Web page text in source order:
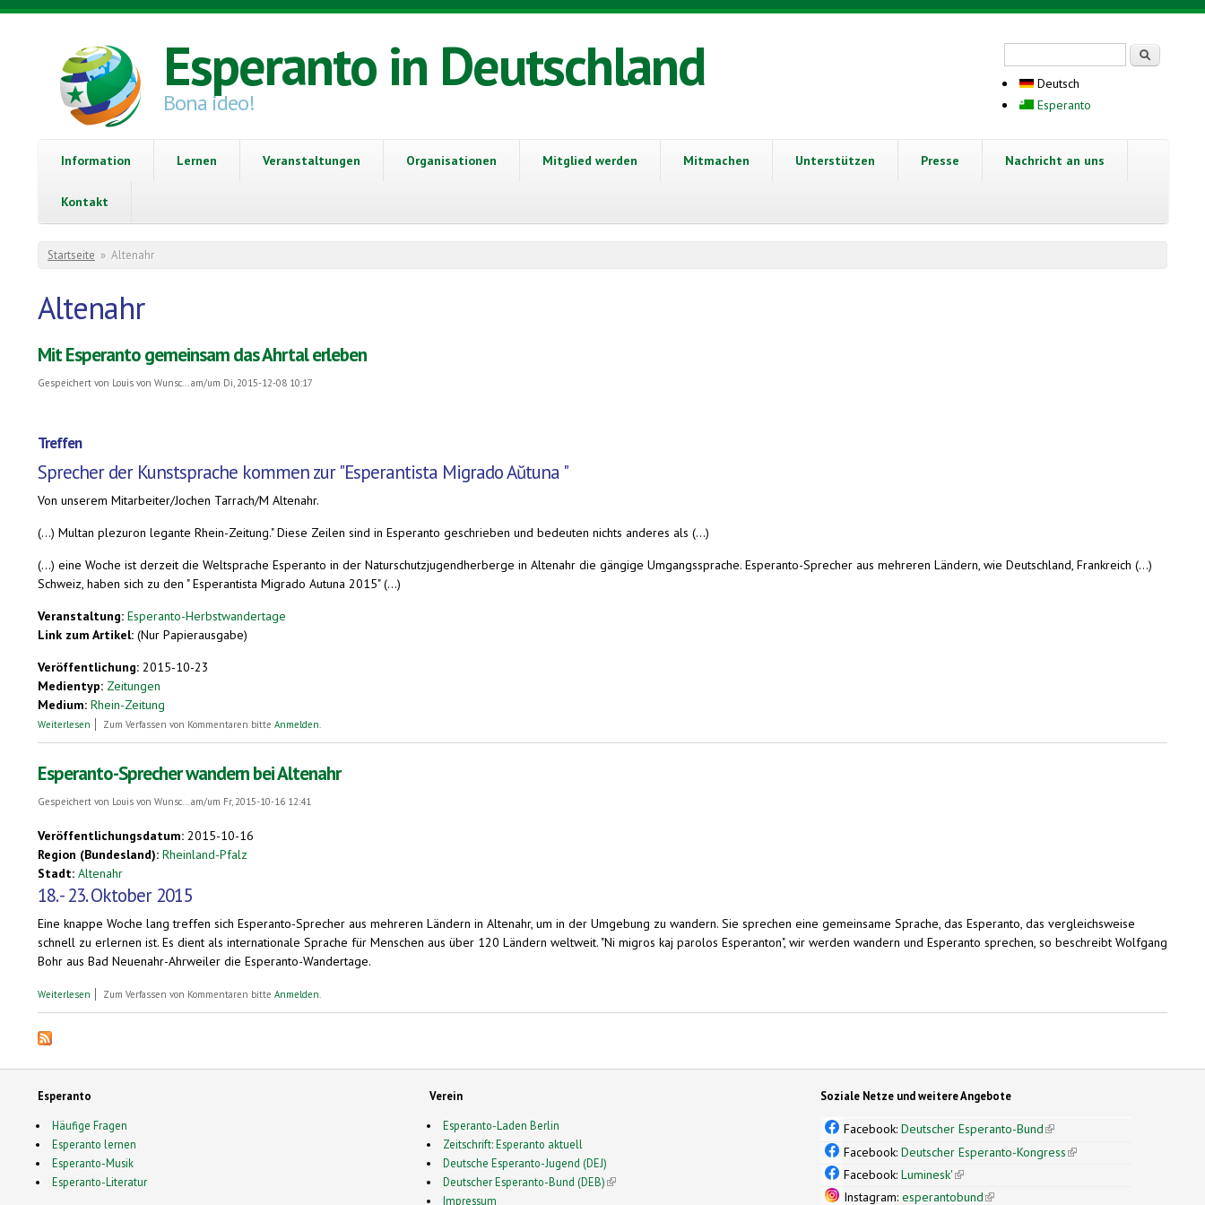
Direkt zum Inhalt
Esperanto in Deutschland
Bona ideo!
Deutsch
Esperanto
Information Lernen Veranstaltungen Organisationen Mitglied werden Mitmachen Unterstützen Presse Nachricht an uns
Kontakt
Sie sind hier
Startseite » Altenahr
Altenahr
Mit Esperanto gemeinsam das Ahrtal erleben
Gespeichert von Louis von Wunsc...am/um Di, 2015-12-08 10:17
Treffen
Sprecher der Kunstsprache kommen zur "Esperantista Migrado Aŭtuna "
Von unserem Mitarbeiter/Jochen Tarrach/M Altenahr.
(...) Multan plezuron legante Rhein-Zeitung." Diese Zeilen sind in Esperanto geschrieben und bedeuten nichts anderes als (...)
(...) eine Woche ist derzeit die Weltsprache Esperanto in der Naturschutzjugendherberge in Altenahr die gängige Umgangssprache. Esperanto-Sprecher aus mehreren Ländern, wie Deutschland, Frankreich (...)
Schweiz, haben sich zu den " Esperantista Migrado Autuna 2015" (...)
Veranstaltung: Esperanto-Herbstwandertage
Link zum Artikel: (Nur Papierausgabe)
Veröffentlichung: 2015-10-23
Medientyp: Zeitungen
Medium: Rhein-Zeitung
Weiterlesen über Mit Esperanto gemeinsam das Ahrtal erleben
Zum Verfassen von Kommentaren bitte Anmelden.
Esperanto-Sprecher wandern bei Altenahr
Gespeichert von Louis von Wunsc...am/um Fr, 2015-10-16 12:41
Veröffentlichungsdatum: 2015-10-16
Region (Bundesland): Rheinland-Pfalz
Stadt: Altenahr
18. - 23. Oktober 2015
Eine knappe Woche lang treffen sich Esperanto-Sprecher aus mehreren Ländern in Altenahr, um in der Umgebung zu wandern. Sie sprechen eine gemeinsame Sprache, das Esperanto, das vergleichsweise
schnell zu erlernen ist. Es dient als internationale Sprache für Menschen aus über 120 Ländern weltweit. "Ni migros kaj parolos Esperanton", wir werden wandern und Esperanto sprechen, so beschreibt Wolfgang
Bohr aus Bad Neuenahr-Ahrweiler die Esperanto-Wandertage.
Weiterlesen über Esperanto-Sprecher wandern bei Altenahr
Zum Verfassen von Kommentaren bitte Anmelden.
Esperanto
Häufige Fragen
Esperanto lernen
Esperanto-Musik
Esperanto-Literatur
Verein
Esperanto-Laden Berlin
Zeitschrift: Esperanto aktuell
Deutsche Esperanto-Jugend (DEJ)
Deutscher Esperanto-Bund (DEB)(link is external)
Impressum
Soziale Netze und weitere Angebote
Facebook:Deutscher Esperanto-Bund(link is external)
Facebook:Deutscher Esperanto-Kongress(link is external)
Facebook:Luminesk'(link is external)
Instagram:esperantobund(link is external)